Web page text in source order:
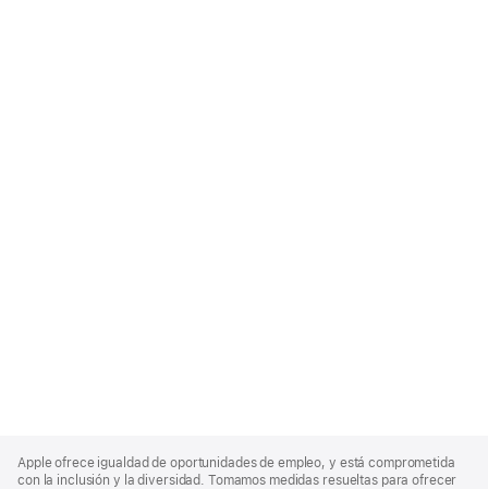
Footer
Apple ofrece igualdad de oportunidades de empleo, y está comprometida
con la inclusión y la diversidad. Tomamos medidas resueltas para ofrecer